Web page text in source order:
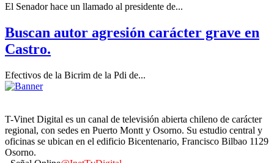
El Senador hace un llamado al presidente de...
Buscan autor agresión carácter grave en
Castro.
Efectivos de la Bicrim de la Pdi de...
T-Vinet Digital es un canal de televisión abierta chileno de carácter
regional, con sedes en Puerto Montt y Osorno. Su estudio central y
oficinas se ubican en el edificio Bicentenario, Francisco Bilbao 1129
Osorno.